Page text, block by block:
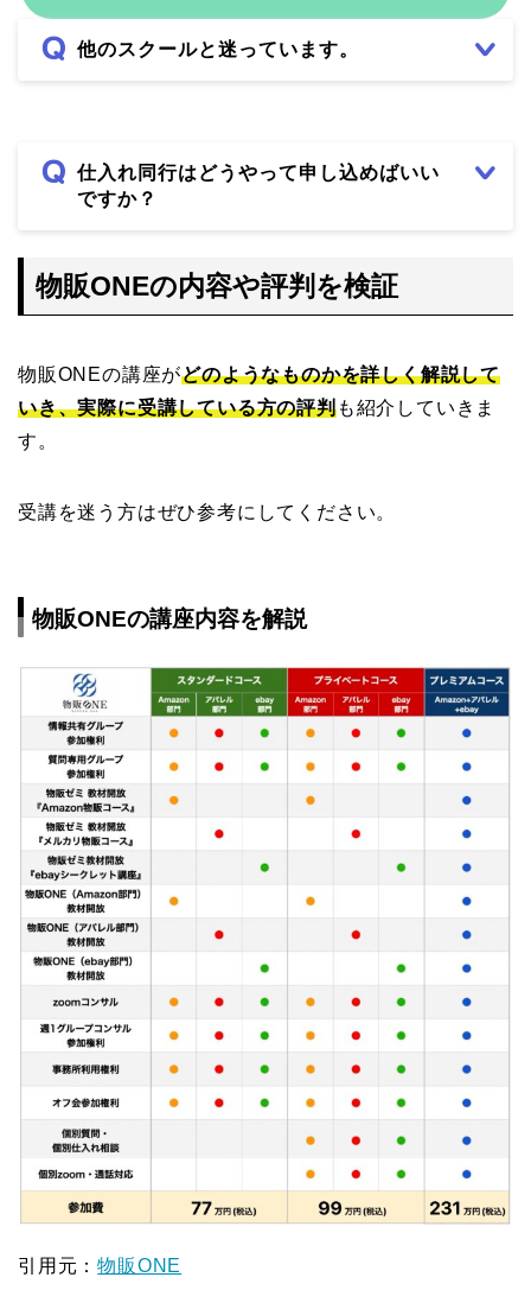
他のスクールと迷っています。
仕入れ同行はどうやって申し込めばいい
ですか？
物販ONEの内容や評判を検証
物販ONEの講座がどのようなものかを詳しく解説して
いき、実際に受講している方の評判も紹介していきま
す。
受講を迷う方はぜひ参考にしてください。
物販ONEの講座内容を解説
引用元：物販ONE